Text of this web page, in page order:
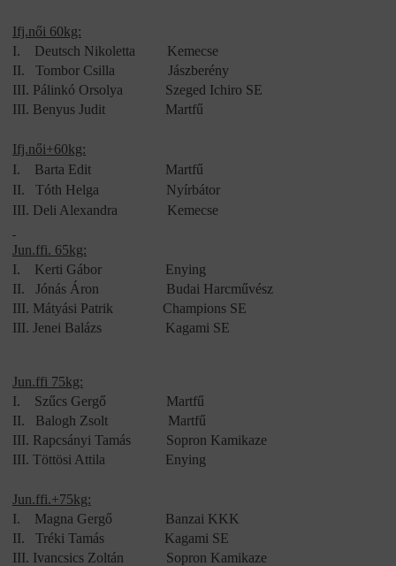
Ifj.női 60kg:
I.
Deutsch Nikoletta
Kemecse
II.
Tombor Csilla
Jászberény
III. Pálinkó Orsolya
Szeged Ichiro SE
III. Benyus Judit Martfű
Ifj.női+60kg:
I.
Barta Edit
Martfű
II.
Tóth Helga
Nyírbátor
III. Deli Alexandra Kemecse
Jun.ffi. 65kg:
I.
Kerti Gábor
Enying
II.
Jónás Áron
Budai Harcművész
III. Mátyási Patrik
Champions SE
III. Jenei Balázs Kagami SE
Jun.ffi 75kg:
I.
Szűcs Gergő
Martfű
II.
Balogh Zsolt
Martfű
III. Rapcsányi Tamás
Sopron Kamikaze
III. Töttösi Attila Enying
Jun.ffi.+75kg:
I.
Magna Gergő
Banzai KKK
II.
Tréki Tamás
Kagami SE
III. Ivancsics Zoltán
Sopron Kamikaze